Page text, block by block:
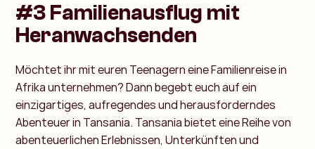
#3 Familienausflug mit
Heranwachsenden
Möchtet ihr mit euren Teenagern eine Familienreise in
Afrika unternehmen? Dann begebt euch auf ein
einzigartiges, aufregendes und herausforderndes
Abenteuer in Tansania. Tansania bietet eine Reihe von
abenteuerlichen Erlebnissen, Unterkünften und